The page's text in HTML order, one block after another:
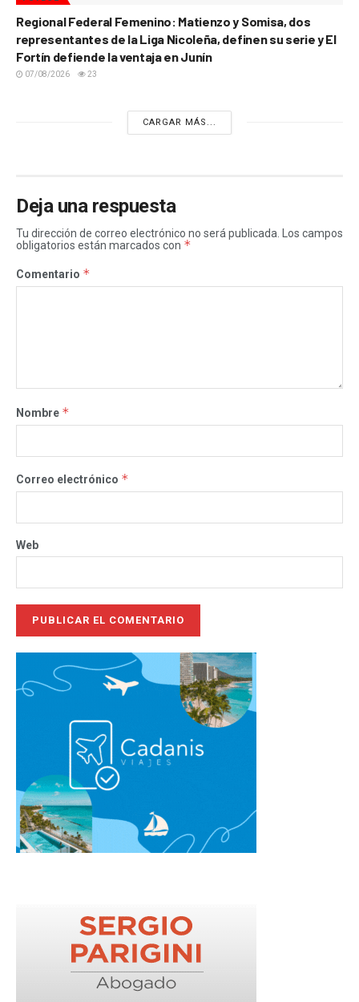
Regional Federal Femenino: Matienzo y Somisa, dos
representantes de la Liga Nicoleña, definen su serie y El
Fortín defiende la ventaja en Junín
07/08/2026 23
CARGAR MÁS...
Deja una respuesta
Tu dirección de correo electrónico no será publicada.
Los campos
obligatorios están marcados con *
Comentario *
Nombre *
Correo electrónico *
Web